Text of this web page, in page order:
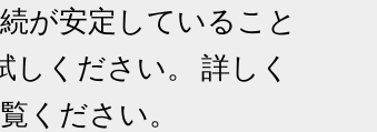
が安定していること
ください。 詳しく
ください。